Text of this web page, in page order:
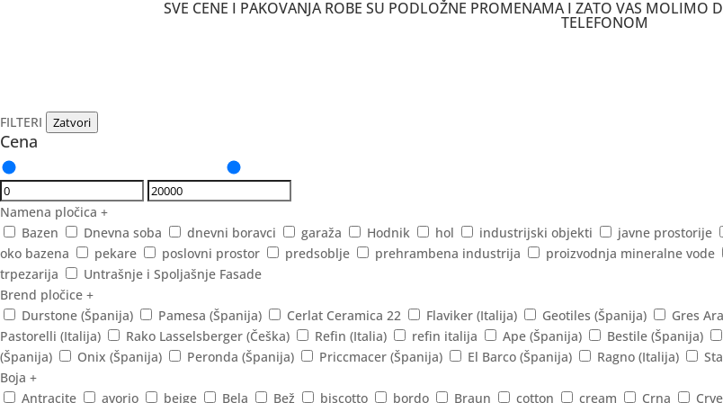
SVE CENE I PAKOVANJA ROBE SU PODLOŽNE PROMENAMA I ZATO VAS MOLIMO
TELEFONOM
FILTERI Zatvori
Cena
Namena pločica +
Bazen
Dnevna soba dnevni boravci garaža Hodnik hol industrijski objekti javne prostorije
oko bazena
pekare poslovni prostor predsoblje prehrambena industrija proizvodnja mineralne vode
trpezarija
Untrašnje i Spoljašnje Fasade
Brend pločice +
Durstone (Španija)
Pamesa (Španija) Cerlat Ceramica 22 Flaviker (Italija) Geotiles (Španija) Gres
Pastorelli (Italija)
Rako Lasselsberger (Češka) Refin (Italia) refin italija Ape (Španija) Bestile (Španija)
(Španija)
Onix (Španija) Peronda (Španija) Priccmacer (Španija) El Barco (Španija) Ragno (Italija)
Boja +
Antracite
avorio beige Bela Bež biscotto bordo Braun cotton cream Crna